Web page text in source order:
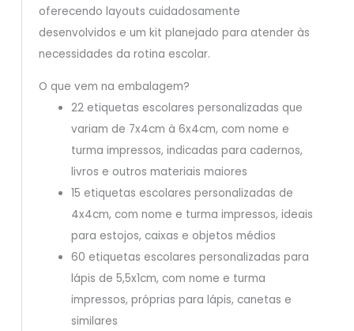
oferecendo layouts cuidadosamente
desenvolvidos e um kit planejado para atender às
necessidades da rotina escolar.
O que vem na embalagem?
22 etiquetas escolares personalizadas que
variam de 7x4cm à 6x4cm, com nome e
turma impressos, indicadas para cadernos,
livros e outros materiais maiores
15 etiquetas escolares personalizadas de
4x4cm, com nome e turma impressos, ideais
para estojos, caixas e objetos médios
60 etiquetas escolares personalizadas para
lápis de 5,5x1cm, com nome e turma
impressos, próprias para lápis, canetas e
similares